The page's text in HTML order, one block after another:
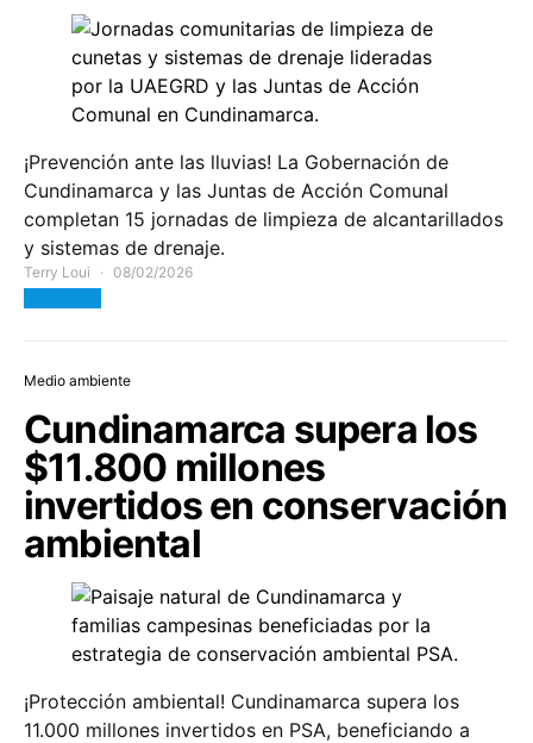
¡Prevención ante las lluvias! La Gobernación de
Cundinamarca y las Juntas de Acción Comunal
completan 15 jornadas de limpieza de alcantarillados
y sistemas de drenaje.
Terry Loui 08/02/2026
Medio ambiente
Cundinamarca supera los
$11.800 millones
invertidos en conservación
ambiental
¡Protección ambiental! Cundinamarca supera los
11.000 millones invertidos en PSA, beneficiando a